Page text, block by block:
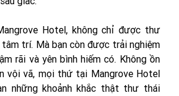
Hotel, không chỉ được thư
trí. Mà bạn còn được trải nghiệm
rãi và yên bình hiếm có. Không ồn
vội vã, mọi thứ tại Mangrove Hotel
những khoảnh khắc thật thư thái